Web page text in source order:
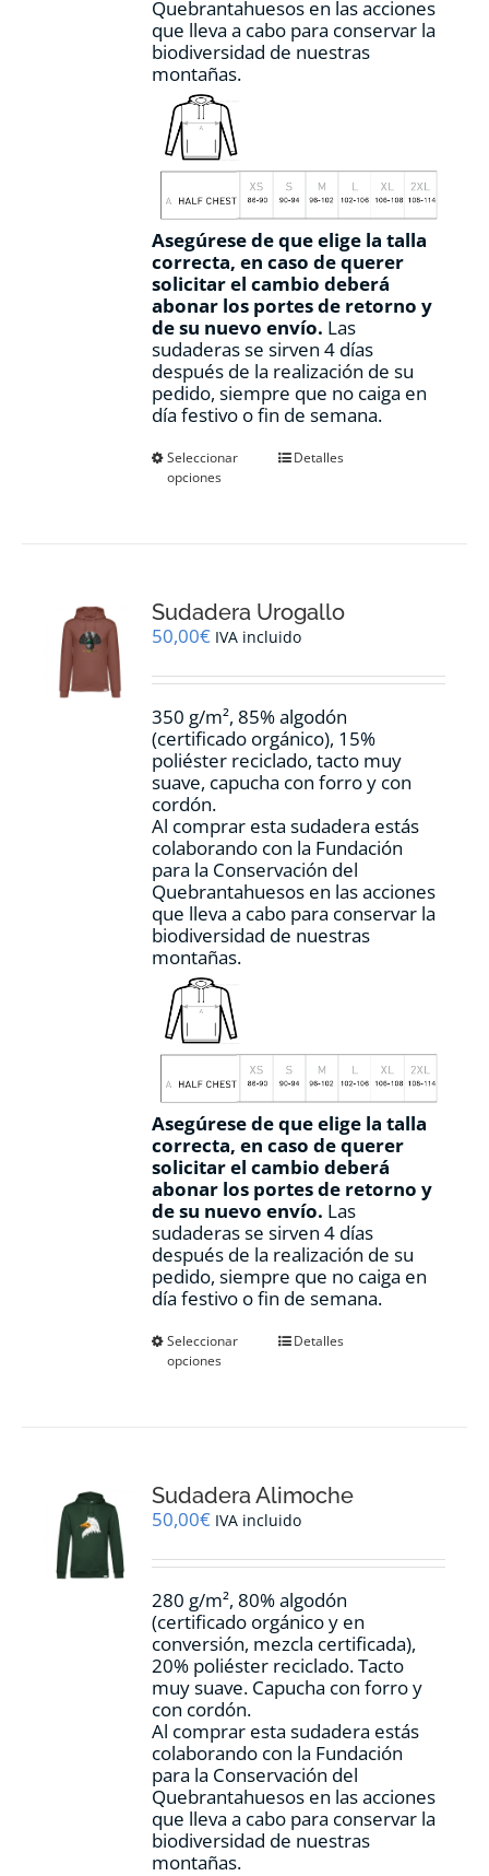
Quebrantahuesos en las acciones
que lleva a cabo para conservar la
biodiversidad de nuestras
montañas.
Asegúrese de que elige la talla
correcta, en caso de querer
solicitar el cambio deberá
abonar los portes de retorno y
de su nuevo envío. Las
sudaderas se sirven 4 días
después de la realización de su
pedido, siempre que no caiga en
día festivo o fin de semana.
Seleccionar
opciones
Este
se
pueden
en
página
de
producto
Detalles
Sudadera Urogallo
50,00€ IVA incluido
350 g/m², 85% algodón
(certificado orgánico), 15%
poliéster reciclado, tacto muy
suave, capucha con forro y con
cordón.
Al comprar esta sudadera estás
colaborando con la Fundación
para la Conservación del
Quebrantahuesos en las acciones
que lleva a cabo para conservar la
biodiversidad de nuestras
montañas.
Asegúrese de que elige la talla
correcta, en caso de querer
solicitar el cambio deberá
abonar los portes de retorno y
de su nuevo envío. Las
sudaderas se sirven 4 días
después de la realización de su
pedido, siempre que no caiga en
día festivo o fin de semana.
Seleccionar
opciones
Este
se
pueden
en
página
de
producto
Detalles
Sudadera Alimoche
50,00€ IVA incluido
280 g/m², 80% algodón
(certificado orgánico y en
conversión, mezcla certificada),
20% poliéster reciclado. Tacto
muy suave. Capucha con forro y
con cordón.
Al comprar esta sudadera estás
colaborando con la Fundación
para la Conservación del
Quebrantahuesos en las acciones
que lleva a cabo para conservar la
biodiversidad de nuestras
montañas.